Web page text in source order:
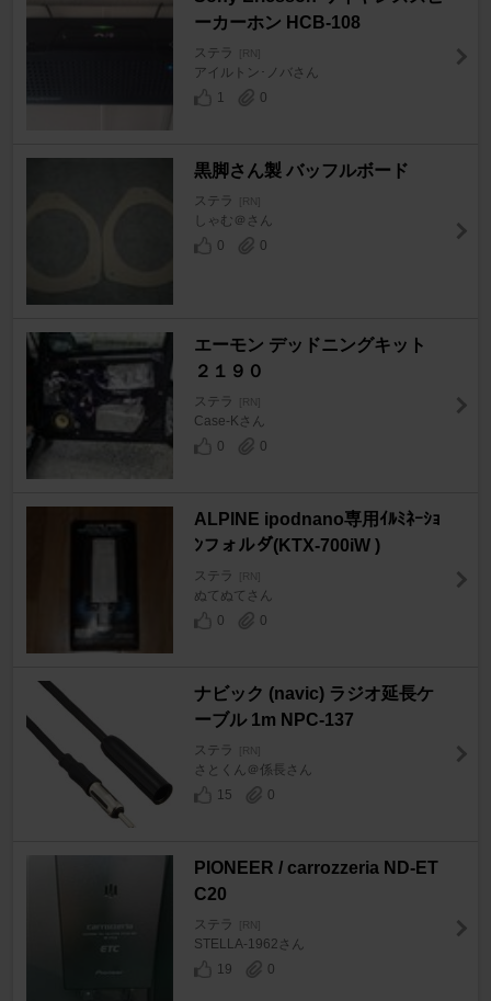
ーカーホン HCB-108
ステラ [RN]
アイルトン･ノバさん
1
0
黒脚さん製 バッフルボード
ステラ [RN]
しゃむ＠さん
0
0
エーモン デッドニングキット
２１９０
ステラ [RN]
Case-Kさん
0
0
ALPINE ipodnano専用ｲﾙﾐﾈｰｼｮ
ﾝフォルダ(KTX-700iW )
ステラ [RN]
ぬてぬてさん
0
0
ナビック (navic) ラジオ延長ケ
ーブル 1m NPC-137
ステラ [RN]
さとくん＠係長さん
15
0
PIONEER / carrozzeria ND-ET
C20
ステラ [RN]
STELLA-1962さん
19
0